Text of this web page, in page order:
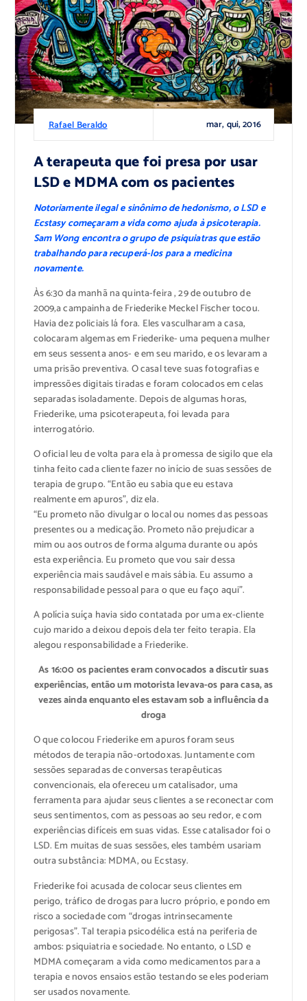
Rafael Beraldo mar, qui, 2016
A terapeuta que foi presa por usar
LSD e MDMA com os pacientes
Notoriamente ilegal e sinônimo de hedonismo, o LSD e
Ecstasy começaram a vida como ajuda à psicoterapia.
Sam Wong encontra o grupo de psiquiatras que estão
trabalhando para recuperá-los para a medicina
novamente.
Às 6:30 da manhã na quinta-feira , 29 de outubro de
2009,a campainha de Friederike Meckel Fischer tocou.
Havia dez policiais lá fora. Eles vasculharam a casa,
colocaram algemas em Friederike- uma pequena mulher
em seus sessenta anos- e em seu marido, e os levaram a
uma prisão preventiva. O casal teve suas fotografias e
impressões digitais tiradas e foram colocados em celas
separadas isoladamente. Depois de algumas horas,
Friederike, uma psicoterapeuta, foi levada para
interrogatório.
O oficial leu de volta para ela à promessa de sigilo que ela
tinha feito cada cliente fazer no início de suas sessões de
terapia de grupo. “Então eu sabia que eu estava
realmente em apuros”, diz ela.
“Eu prometo não divulgar o local ou nomes das pessoas
presentes ou a medicação. Prometo não prejudicar a
mim ou aos outros de forma alguma durante ou após
esta experiência. Eu prometo que vou sair dessa
experiência mais saudável e mais sábia. Eu assumo a
responsabilidade pessoal para o que eu faço aqui”.
A polícia suíça havia sido contatada por uma ex-cliente
cujo marido a deixou depois dela ter feito terapia. Ela
alegou responsabilidade a Friederike.
As 16:00 os pacientes eram convocados a discutir suas
experiências, então um motorista levava-os para casa, as
vezes ainda enquanto eles estavam sob a influência da
droga
O que colocou Friederike em apuros foram seus
métodos de terapia não-ortodoxas. Juntamente com
sessões separadas de conversas terapêuticas
convencionais, ela ofereceu um catalisador, uma
ferramenta para ajudar seus clientes a se reconectar com
seus sentimentos, com as pessoas ao seu redor, e com
experiências difíceis em suas vidas. Esse catalisador foi o
LSD. Em muitas de suas sessões, eles também usariam
outra substância: MDMA, ou Ecstasy.
Friederike foi acusada de colocar seus clientes em
perigo, tráfico de drogas para lucro próprio, e pondo em
risco a sociedade com “drogas intrinsecamente
perigosas”. Tal terapia psicodélica está na periferia de
ambos: psiquiatria e sociedade. No entanto, o LSD e
MDMA começaram a vida como medicamentos para a
terapia e novos ensaios estão testando se eles poderiam
ser usados novamente.